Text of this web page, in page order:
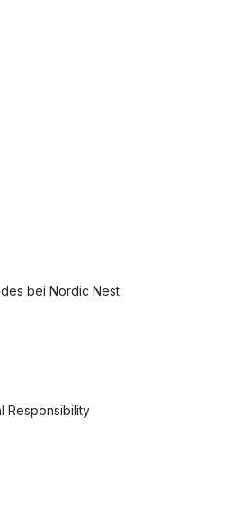
bei Nordic Nest
Responsibility